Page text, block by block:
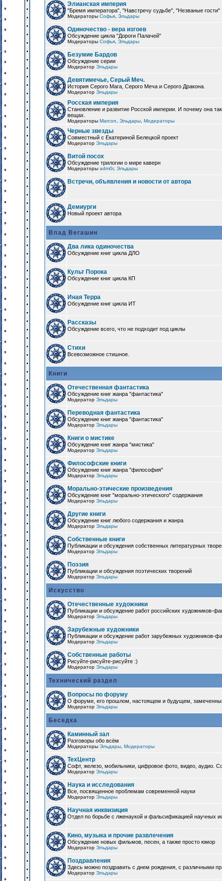
Элианская империя
"Бремя императора", "Навстречу судьбе", "Незваные гости"
Модераторы Софья Эльдары
Одиночество - вера изгоев
Обсуждение цикла "Дороги Палачей"
Модераторы Софья Эльдары
Безумие Бардов
Обсуждение серии
Модератор Эльдары
Девятимечье, Серый Меч.
История Серого Мага, Серого Меча и Серого Дракона.
Модератор Эльдары
Росская империя
Становление и развитие Росской империи. И почему она
вещах.
Модераторы Marcon Эльдары Модераторы
Черные звезды
Совместный с Екатериной Белецкой проект
Модератор Эльдары
Витой посох
Обсуждение трилогии о мире каверн
Модераторы adm0r, Эльдары
Встречи, объявления и новости от автора
Демиурги
Новый проект автора
Влад Вегашин
Два лика одиночества
Обсуждение книг цикла ДЛО
Культ Порока
Обсуждение книг цикла КП
Иная Терра
Обсуждение книг цикла ИТ
Рассказы
Обсуждение всего, что не подходит под циклы
Стихи
Всевозможное стишное.
Книги
Отечественная фантастика
Обсуждение книг жанра "фантастика"
Модератор Эльдары
Переводная фантастика
Обсуждение книг жанра "фантастика"
Модератор Эльдары
Книги о мистике
Обсуждение книг жанра "мистика"
Модератор Эльдары
Философские книги
Обсуждение книг жанра "философия"
Модератор Эльдары
Морально-этические произведения
Обсуждение книг "морально-этического" содержания
Модератор Эльдары
Другие книги
Обсуждение книг любого содержания и жанра
Модератор Эльдары
Собственные книги
Публикации и обсуждения собственных литературных
Модератор Эльдары
Поэзия
Публикации и обсуждения поэтических творений
Модератор Эльдары
Искусство
Отечественные художники
Публикации и обсуждение работ российских художников-
Модератор Эльдары
Зарубежные художники
Публикации и обсуждение работ зарубежных художников-
Модератор Эльдары
Собственные работы
Рисуйте-рисуйте-рисуйте :)
Модератор Эльдары
Технический раздел
Вопросы по форуму
О форуме, его прошлом, настоящем и будущем,
Модератор Эльдары
Беседка
Каминный зал
Разговоры обо всём
Модераторы Эльдары Модераторы
ТехЦентр
Софт, железо, мобильники, цифровое фото, видео, аудио.
Модератор Эльдары
Наука и исследования
Все, посвященное проблемам современной науки
Модератор Эльдары
Научная инквизиция
Отдел по борьбе с лженаукой и фальсификацией научных
Кино, музыка и прочие развлечения
Обсуждение новых фильмов, песен, а также просто юмор
Модератор Эльдары
Поздравления
Здесь можно поздравить с днем рождения, с различными
Модератор Эльдары